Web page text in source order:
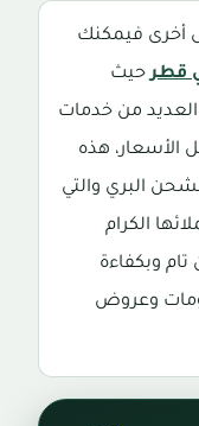
أخرى فيمكنك
قطرحيث
من خدمات
الأسعار، هذه
البري والتي
الكرام
وبكفاءة
وعروض